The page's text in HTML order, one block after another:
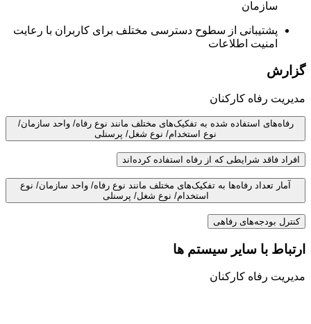
سازمان
پشتیبانی از سطوح دسترسی مختلف برای کاربران با رعایت
امنیت اطلاعات
گزارش
مدیریت رفاه کارکنان
رفاه‌های استفاده شده به تفکیک‌های مختلف مانند نوع رفاه/ واحد سازمان/
نوع استخدام/ نوع شغل/ پرسنلی
افراد فاقد شرایطی که از رفاه استفاده کرده‌اند
آمار تعداد رفاه‌ها به تفکیک‌های مختلف مانند نوع رفاه/ واحد سازمان/ نوع
استخدام/ نوع شغل/ پرسنلی
کنترل بودجه‌های رفاهی
ارتباط با سایر سیستم ها
مدیریت رفاه کارکنان